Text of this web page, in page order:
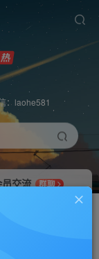
：laohe581
交流
群聊